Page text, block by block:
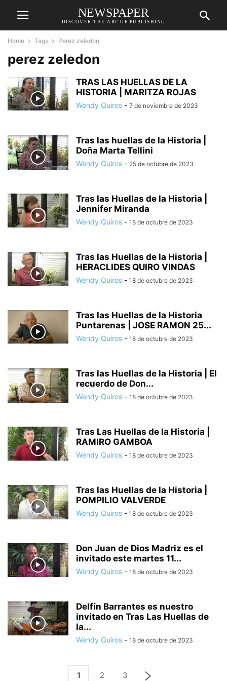
NEWSPAPER
DISCOVER THE ART OF PUBLISHING
Home Tags Perez zeledon
perez zeledon
TRAS LAS HUELLAS DE LA
HISTORIA | MARITZA ROJAS
Wendy Quiros - 7 de noviembre de 2023
Tras las huellas de la Historia |
Doña Marta Tellini
Wendy Quiros - 25 de octubre de 2023
Tras las Huellas de la Historia |
Jennifer Miranda
Wendy Quiros - 18 de octubre de 2023
Tras las Huellas de la Historia |
HERACLIDES QUIRO VINDAS
Wendy Quiros - 18 de octubre de 2023
Tras las Huellas de la Historia
Puntarenas | JOSE RAMON 25...
Wendy Quiros - 18 de octubre de 2023
Tras las Huellas de la Historia | El
recuerdo de Don...
Wendy Quiros - 18 de octubre de 2023
Tras Las Huellas de la Historia |
RAMIRO GAMBOA
Wendy Quiros - 18 de octubre de 2023
Tras las Huellas de la Historia |
POMPILIO VALVERDE
Wendy Quiros - 18 de octubre de 2023
Don Juan de Dios Madriz es el
invitado este martes 11...
Wendy Quiros - 18 de octubre de 2023
Delfín Barrantes es nuestro
invitado en Tras Las Huellas de
la...
Wendy Quiros - 18 de octubre de 2023
1 2 3